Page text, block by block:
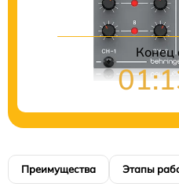
Конец
Преимущества Этапы